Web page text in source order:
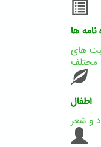
نامه ها
های
مختلف
اطفال
و شعر